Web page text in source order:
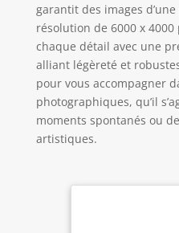
garantit des images
résolution de 6000 x
chaque détail avec une
alliant légèreté et
pour vous accompagner
photographiques, qu’il
moments spontanés ou
artistiques.